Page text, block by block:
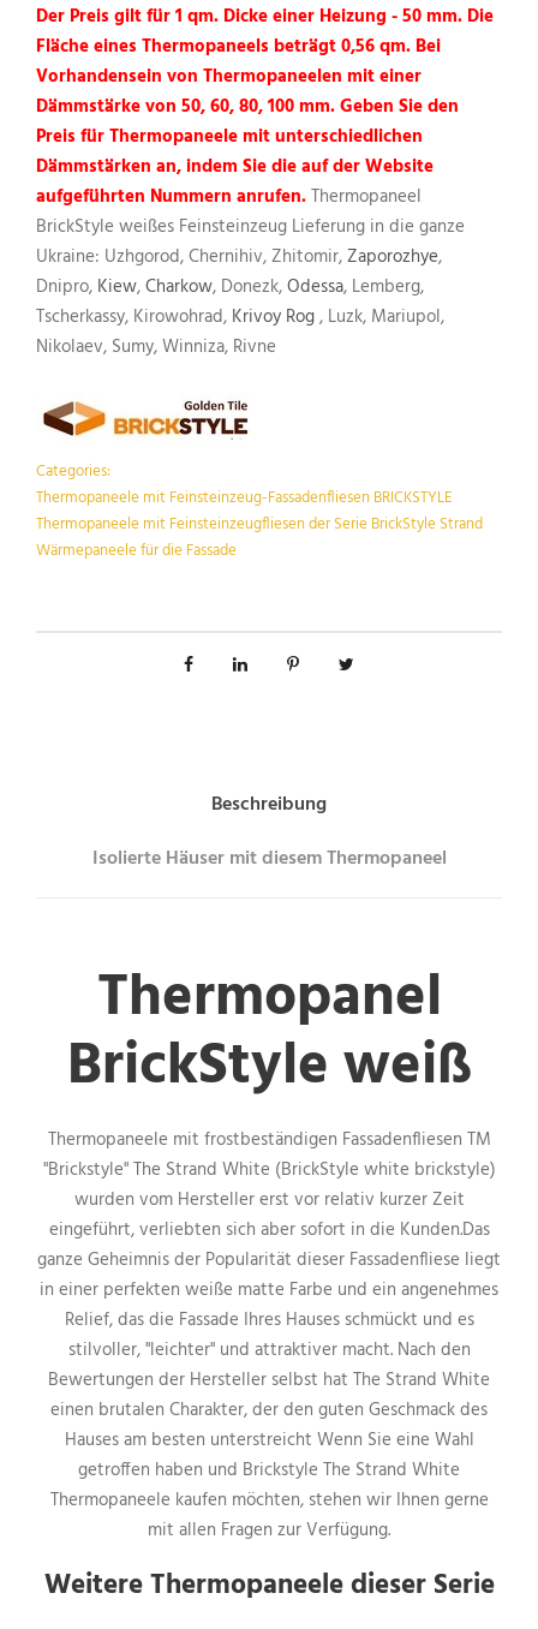
Der Preis gilt für 1 qm. Dicke einer Heizung - 50 mm. Die
Fläche eines Thermopaneels beträgt 0,56 qm. Bei
Vorhandensein von Thermopaneelen mit einer
Dämmstärke von 50, 60, 80, 100 mm. Geben Sie den
Preis für Thermopaneele mit unterschiedlichen
Dämmstärken an, indem Sie die auf der Website
aufgeführten Nummern anrufen.Thermopaneel
BrickStyle weißes Feinsteinzeug Lieferung in die ganze
Ukraine: Uzhgorod, Chernihiv, Zhitomir,Zaporozhye,
Dnipro, Kiew,Charkow, Donezk,Odessa, Lemberg,
Tscherkassy, ​​Kirowohrad, Krivoy Rog, Luzk, Mariupol,
Nikolaev, Sumy, Winniza, Rivne
Categories:
Thermopaneele mit Feinsteinzeug-Fassadenfliesen BRICKSTYLE
Thermopaneele mit Feinsteinzeugfliesen der Serie BrickStyle Strand
Wärmepaneele für die Fassade
Beschreibung
Isolierte Häuser mit diesem Thermopaneel
Thermopanel
BrickStyle weiß
Thermopaneele mit frostbeständigen Fassadenfliesen TM
"Brickstyle" The Strand White (BrickStyle white brickstyle)
wurden vom Hersteller erst vor relativ kurzer Zeit
eingeführt, verliebten sich aber sofort in die Kunden.Das
ganze Geheimnis der Popularität dieser Fassadenfliese liegt
in einer perfekten weiße matte Farbe und ein angenehmes
Relief, das die Fassade Ihres Hauses schmückt und es
stilvoller, "leichter" und attraktiver macht. Nach den
Bewertungen der Hersteller selbst hat The Strand White
einen brutalen Charakter, der den guten Geschmack des
Hauses am besten unterstreicht Wenn Sie eine Wahl
getroffen haben und Brickstyle The Strand White
Thermopaneele kaufen möchten, stehen wir Ihnen gerne
mit allen Fragen zur Verfügung.
Weitere Thermopaneele dieser Serie